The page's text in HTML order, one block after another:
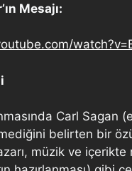
Mesajı:
Carl Sagan
belirten bir
müzik ve içerikte